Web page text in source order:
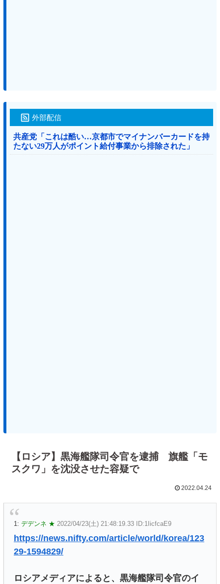
外部配信
共産党「これは酷い…京都市でマイナンバーカードを持
たない29万人がポイント給付事業から排除された」
【ロシア】黒海艦隊司令官を逮捕 旗艦「モ
スクワ」を沈没させた容疑で
2022.04.24
1: デデンネ ★ 2022/04/23(土) 21:48:19.33 ID:1IicfcaE9
https://news.nifty.com/article/world/korea/123
29-1594829/
ロシアメディアによると、黒海艦隊司令官のイ